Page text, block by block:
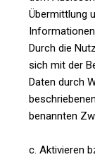
Übermittlung
Durch die
sich mit der
Daten durch
benannten
c. Aktivieren